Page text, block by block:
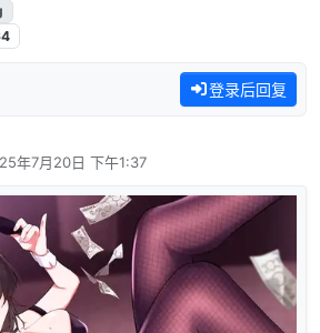
登录后回复
年7月20日 下午1:37
辑